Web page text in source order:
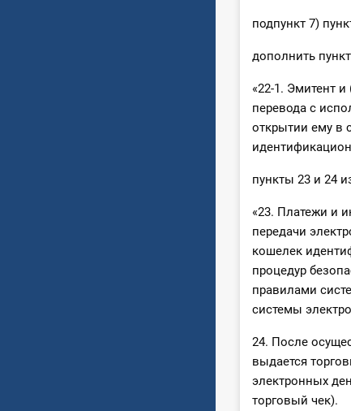
подпункт 7)
дополнить
«22-1. Эмитент
перевода с
открытии ему в
пункты 23 и 24
«23. Платежи и
передачи
кошелек
процедур
правилами
системы
24. После
выдается
электронных
торговый чек).